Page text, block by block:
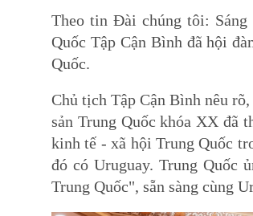
Theo tin Đài chúng tôi:
Quốc Tập Cận Bình đã hội
Quốc.
Chủ tịch Tập Cận Bình nêu
sản Trung Quốc khóa XX đã
kinh tế - xã hội Trung Quốc
đó có Uruguay. Trung Quốc
Trung Quốc", sẵn sàng cùng